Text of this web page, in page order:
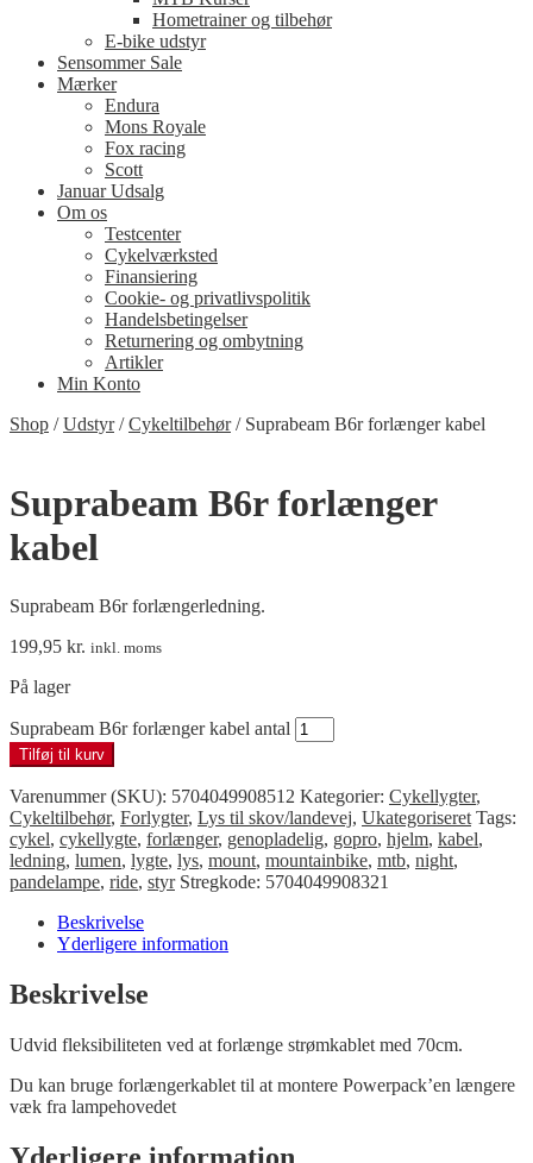
Hometrainer og tilbehør
E-bike udstyr
Sensommer Sale
Mærker
Endura
Mons Royale
Fox racing
Scott
Januar Udsalg
Om os
Testcenter
Cykelværksted
Finansiering
Cookie- og privatlivspolitik
Handelsbetingelser
Returnering og ombytning
Artikler
Min Konto
Shop /Udstyr/Cykeltilbehør/ Suprabeam B6r forlænger kabel
Suprabeam B6r forlænger
kabel
Suprabeam B6r forlængerledning.
199,95 kr. inkl. moms
På lager
Suprabeam B6r forlænger kabel antal
Tilføj til kurv
Varenummer (SKU): 5704049908512 Kategorier: Cykellygter,
Cykeltilbehør, Forlygter, Lys til skov/landevej, Ukategoriseret Tags:
cykel, cykellygte, forlænger, genopladelig, gopro, hjelm, kabel,
ledning, lumen, lygte, lys, mount, mountainbike, mtb, night,
pandelampe, ride, styr Stregkode: 5704049908321
Beskrivelse
Yderligere information
Beskrivelse
Udvid fleksibiliteten ved at forlænge strømkablet med 70cm.
Du kan bruge forlængerkablet til at montere Powerpack’en længere
væk fra lampehovedet
Yderligere information